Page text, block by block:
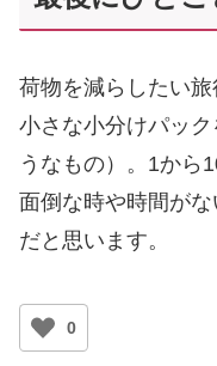
荷物を減らしたい
小さな小分けパッ
うなもの）。1から
面倒な時や時間が
だと思います。
0